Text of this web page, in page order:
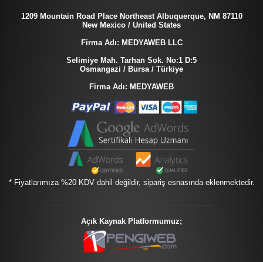
1209 Mountain Road Place Northeast Albuquerque, NM 87110
New Mexico / United States
Firma Adı: MEDYAWEB LLC
Selimiye Mah. Tarhan Sok. No:1 D:5
Osmangazi / Bursa / Türkiye
Firma Adı: MEDYAWEB
* Fiyatlarımıza %20 KDV dahil değildir, sipariş esnasında eklenmektedir.
Açık Kaynak Platformumuz;